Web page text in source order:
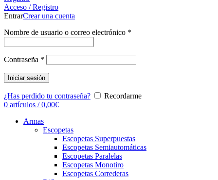
Acceso / Registro
EntrarCrear una cuenta
Nombre de usuario o correo electrónico *
Contraseña *
Iniciar sesión
¿Has perdido tu contraseña?
Recordarme
0 artículos / 0,00€
Armas
Escopetas
Escopetas Superpuestas
Escopetas Semiautomáticas
Escopetas Paralelas
Escopetas Monotiro
Escopetas Correderas